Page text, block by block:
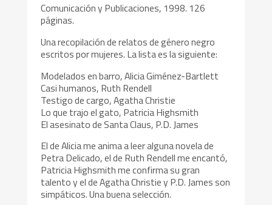
Comunicación y Publicaciones, 1998. 126
páginas.
Una recopilación de relatos de género negro
escritos por mujeres. La lista es la siguiente:
Modelados en barro, Alicia Giménez-Bartlett
Casi humanos, Ruth Rendell
Testigo de cargo, Agatha Christie
Lo que trajo el gato, Patricia Highsmith
El asesinato de Santa Claus, P.D. James
El de Alicia me anima a leer alguna novela de
Petra Delicado, el de Ruth Rendell me encantó,
Patricia Highsmith me confirma su gran
talento y el de Agatha Christie y P.D. James son
simpáticos. Una buena selección.